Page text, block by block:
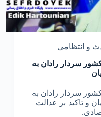
و انتظامی
سردار رادان به
سردار رادان به
و تاکید بر عدالت